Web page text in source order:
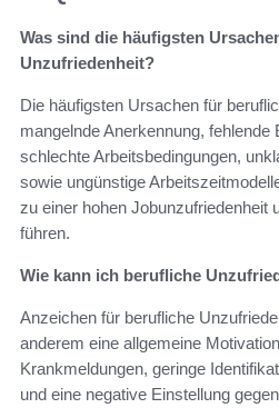
Was sind die häufigsten
Unzufriedenheit?
Die häufigsten Ursachen für
mangelnde Anerkennung,
schlechte Arbeitsbedingungen,
sowie ungünstige
zu einer hohen Jobunzufriedenheit
führen.
Wie kann ich berufliche
Anzeichen für berufliche
anderem eine allgemeine
Krankmeldungen, geringe
und eine negative Einstellung